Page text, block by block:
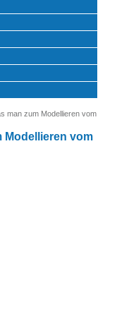
man zum Modellieren vom
Modellieren vom